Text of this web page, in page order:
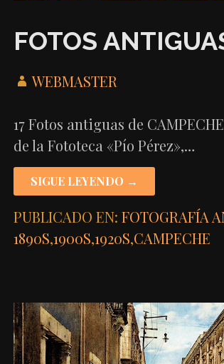
FOTOS
WEBMASTER
17 Fotos antiguas de
de la Fototeca «Pío Pérez»,…
SIGUE LEYENDO →
PUBLICADO EN: FOTOGRAFÍA
1890S,1900S,1920S,CAMPECHE